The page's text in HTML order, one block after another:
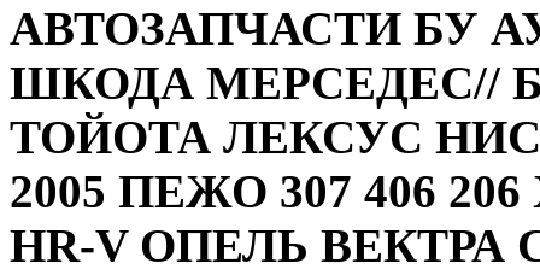
АВТОЗАПЧАСТИ БУ
ШКОДА МЕРСЕДЕС//
ТОЙОТА ЛЕКСУС
2005 ПЕЖО 307 406
HR-V ОПЕЛЬ